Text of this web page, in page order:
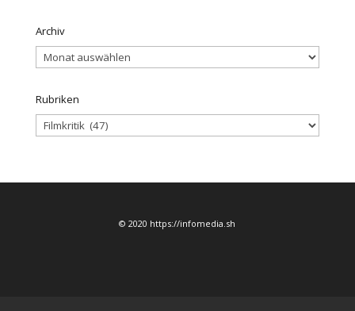
Archiv
Archiv
Rubriken
Rubriken
© 2020 https://infomedia.sh